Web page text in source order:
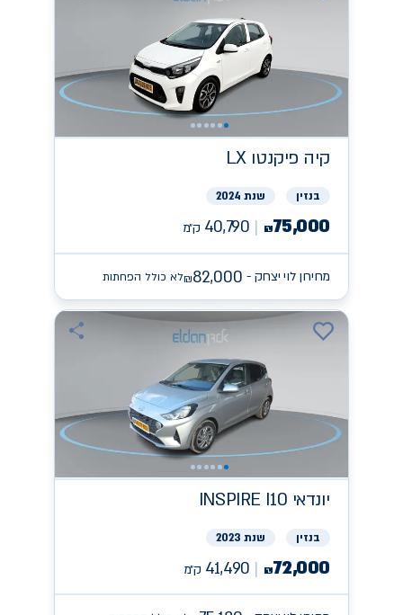
קיה פיקנטו LX
בנזין שנת 2024
₪75,000
40,790 ק״מ
מחירון לוי יצחק - ₪82,000 לא כולל הפחתות
יונדאי INSPIRE I10
בנזין שנת 2023
₪72,000
41,490 ק״מ